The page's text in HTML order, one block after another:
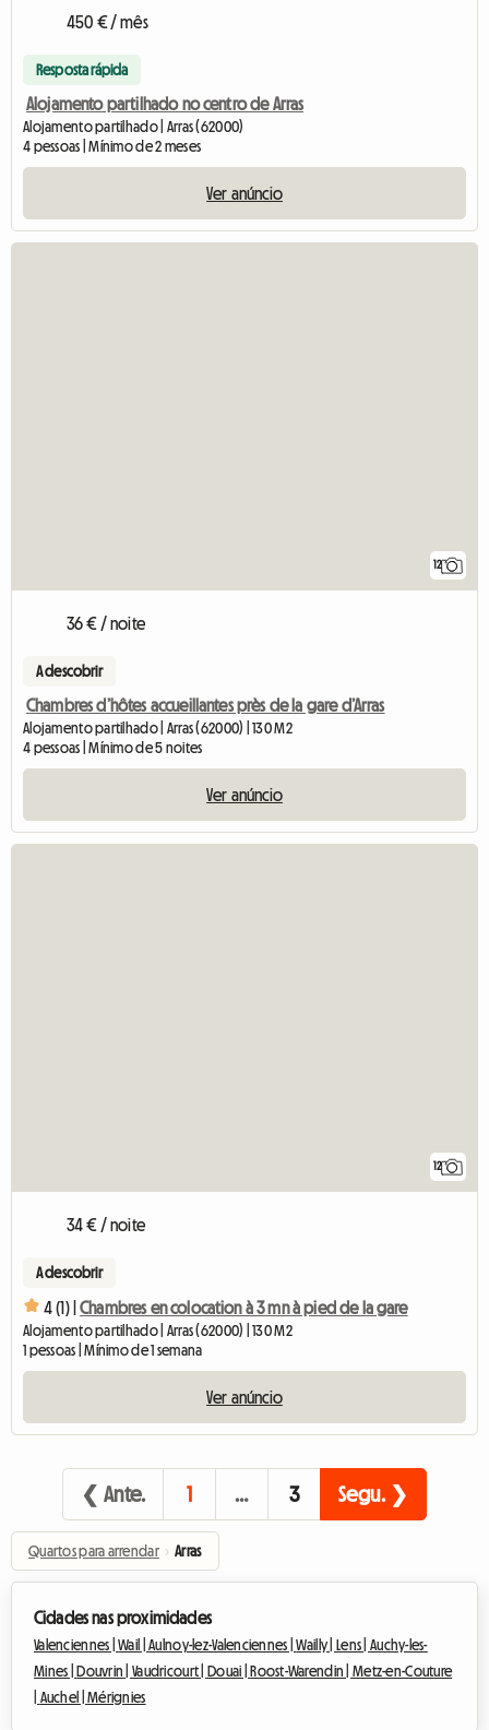
450 € / mês
Resposta rápida
Alojamento partilhado no centro de Arras
Alojamento partilhado | Arras (62000)
4 pessoas | Mínimo de 2 meses
Ver anúncio
12
36 € / noite
A descobrir
Chambres d’hôtes accueillantes près de la gare d’Arras
Alojamento partilhado | Arras (62000) | 130 M2
4 pessoas | Mínimo de 5 noites
Ver anúncio
12
34 € / noite
A descobrir
4 (1) | Chambres en colocation à 3 mn à pied de la gare
Alojamento partilhado | Arras (62000) | 130 M2
1 pessoas | Mínimo de 1 semana
Ver anúncio
❮ Ante. 1 … 3 Segu. ❯
Quartos para arrendar › Arras
Cidades nas proximidades
Valenciennes |Wail |Aulnoy-lez-Valenciennes |Wailly | Lens | Auchy-les-
Mines |
Douvrin |Vaudricourt | Douai | Roost-Warendin | Metz-en-Couture
Auchel |Mérignies